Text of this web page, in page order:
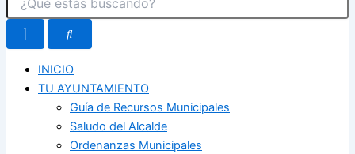
INICIO
TU AYUNTAMIENTO
Guía de Recursos Municipales
Saludo del Alcalde
Ordenanzas Municipales